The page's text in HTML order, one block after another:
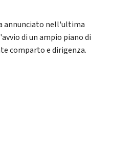
annunciato nell'ultima
di un ampio piano di
comparto e dirigenza.